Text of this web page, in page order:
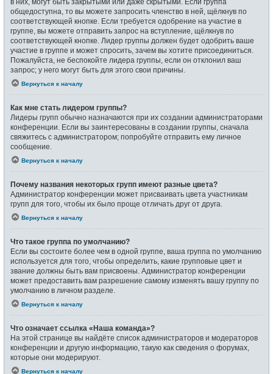
общедоступна, то вы можете запросить членство в ней, щёлкнув по
соответствующей кнопке. Если требуется одобрение на участие в
группе, вы можете отправить запрос на вступление, щёлкнув по
соответствующей кнопке. Лидер группы должен будет одобрить ваше
участие в группе и может спросить, зачем вы хотите присоединиться.
Пожалуйста, не беспокойте лидера группы, если он отклонил ваш
запрос; у него могут быть для этого свои причины.
Вернуться к началу
Как мне стать лидером группы?
Лидеры групп обычно назначаются при их создании администраторами
конференции. Если вы заинтересованы в создании группы, сначала
свяжитесь с администратором; попробуйте отправить ему личное
сообщение.
Вернуться к началу
Почему названия некоторых групп имеют разные цвета?
Администратор конференции может присваивать цвета участникам
групп для того, чтобы их было проще отличать друг от друга.
Вернуться к началу
Что такое группа по умолчанию?
Если вы состоите более чем в одной группе, ваша группа по умолчанию
используется для того, чтобы определить, какие групповые цвет и
звание должны быть вам присвоены. Администратор конференции
может предоставить вам разрешение самому изменять вашу группу по
умолчанию в личном разделе.
Вернуться к началу
Что означает ссылка «Наша команда»?
На этой странице вы найдёте список администраторов и модераторов
конференции и другую информацию, такую как сведения о форумах,
которые они модерируют.
Вернуться к началу